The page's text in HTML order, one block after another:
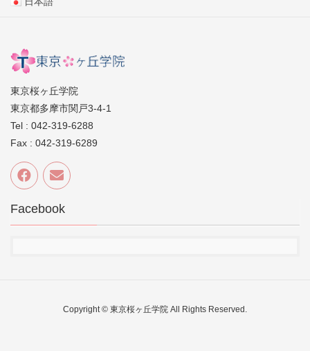
東京桜ヶ丘学院
東京都多摩市関戸3-4-1
Tel : 042-319-6288
Fax : 042-319-6289
Facebook
Copyright © 東京桜ヶ丘学院 All Rights Reserved.